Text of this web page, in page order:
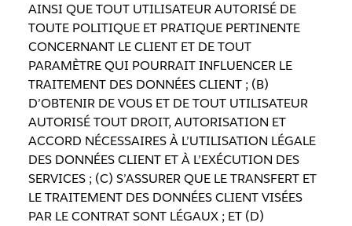
AINSI QUE TOUT UTILISATEUR AUTORISÉ DE
TOUTE POLITIQUE ET PRATIQUE PERTINENTE
CONCERNANT LE CLIENT ET DE TOUT
PARAMÈTRE QUI POURRAIT INFLUENCER LE
TRAITEMENT DES DONNÉES CLIENT ; (B)
D’OBTENIR DE VOUS ET DE TOUT UTILISATEUR
AUTORISÉ TOUT DROIT, AUTORISATION ET
ACCORD NÉCESSAIRES À L’UTILISATION LÉGALE
DES DONNÉES CLIENT ET À L’EXÉCUTION DES
SERVICES ; (C) S’ASSURER QUE LE TRANSFERT ET
LE TRAITEMENT DES DONNÉES CLIENT VISÉES
PAR LE CONTRAT SONT LÉGAUX ; ET (D)